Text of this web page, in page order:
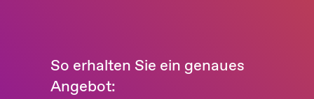
So erhalten Sie ein genaues
Angebot: